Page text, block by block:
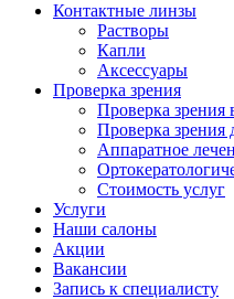
Контактные линзы
Растворы
Капли
Аксессуары
Проверка зрения
Проверка зрения
Проверка зрения
Аппаратное
Стоимость услуг
Услуги
Наши салоны
Акции
Вакансии
Запись к специалисту